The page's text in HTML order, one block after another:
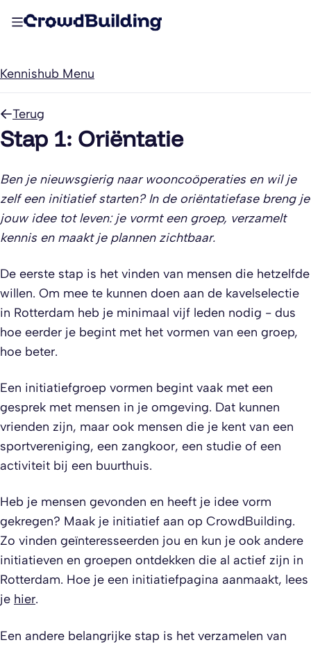
Kennishub Menu
Terug
Stap 1: Oriëntatie
Ben je nieuwsgierig naar wooncoöperaties en wil je
zelf een initiatief starten? In de oriëntatiefase breng je
jouw idee tot leven: je vormt een groep, verzamelt
kennis en maakt je plannen zichtbaar.
De eerste stap is het vinden van mensen die hetzelfde
willen. Om mee te kunnen doen aan de kavelselectie
in Rotterdam heb je minimaal vijf leden nodig - dus
hoe eerder je begint met het vormen van een groep,
hoe beter.
Een initiatiefgroep vormen begint vaak met een
gesprek met mensen in je omgeving. Dat kunnen
vrienden zijn, maar ook mensen die je kent van een
sportvereniging, een zangkoor, een studie of een
activiteit bij een buurthuis.
Heb je mensen gevonden en heeft je idee vorm
gekregen? Maak je initiatief aan op CrowdBuilding.
Zo vinden geïnteresseerden jou en kun je ook andere
initiatieven en groepen ontdekken die al actief zijn in
Rotterdam. Hoe je een initiatiefpagina aanmaakt, lees
je hier.
Een andere belangrijke stap is het verzamelen van